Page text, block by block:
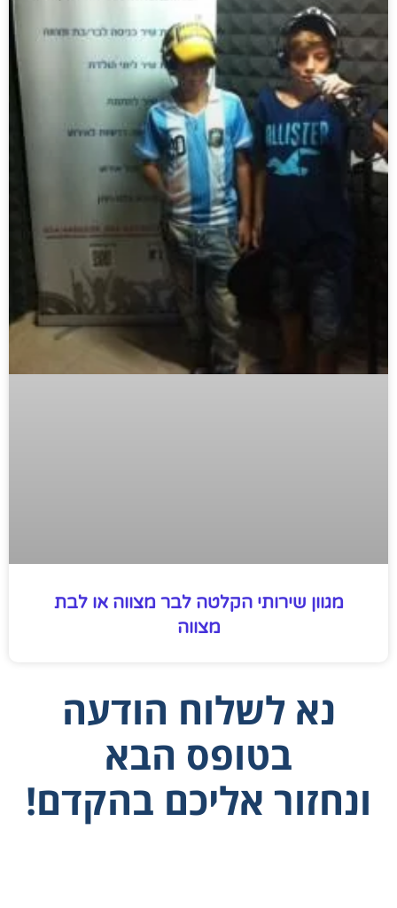
מגוון שירותי הקלטה לבר מצווה או לבת
מצווה
נא לשלוח הודעה
בטופס הבא
ונחזור אליכם בהקדם!